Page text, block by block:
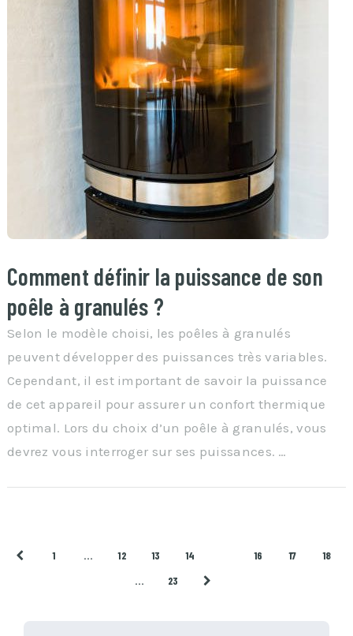
Comment définir la puissance de son
poêle à granulés ?
Selon le modèle choisi, les poêles à granulés
peuvent développer des puissances très variables.
Cependant, il est important de savoir la puissance
de cet appareil pour assurer un confort thermique
optimal. Lors du choix d’un poêle à granulés, vous
devrez vous interroger sur ses puissances. …
Pagination
1 … 12 13 14 16 17
18
…
23